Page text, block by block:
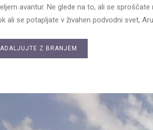
avantur. Ne glede na to, ali se
ali se potapljate v živahen podvodni svet,
Z BRANJEM